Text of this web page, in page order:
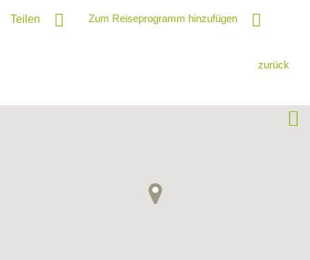
Teilen Zum Reiseprogramm hinzufügen
zurück